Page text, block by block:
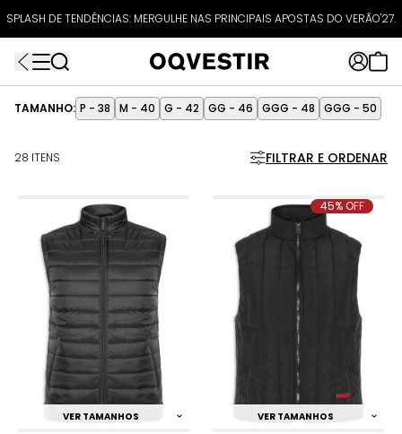
SPLASH DE TENDÊNCIAS: MERGULHE NAS PRINCIPAIS APOSTAS DO VERÃO'27.
ATÉ 80% OFF + 10% OFF EXTRA!
EXTRA10*
FRETEAPP
R$499*
TAMANHO: P - 38 M - 40 G - 42 GG - 46 GGG - 48 GGG - 50
28 ITENS FILTRAR E ORDENAR
VER TAMANHOS VER TAMANHOS
45% OFF